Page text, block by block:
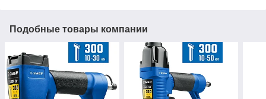
Подобные товары компании